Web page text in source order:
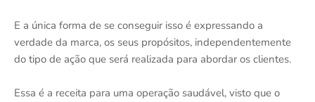
E a única forma de se conseguir isso é expressando a
verdade da marca, os seus propósitos, independentemente
do tipo de ação que será realizada para abordar os clientes.
Essa é a receita para uma operação saudável, visto que o